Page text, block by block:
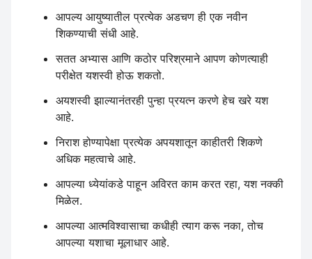
आपल्य आयुष्यातील प्रत्येक अडचण ही एक नवीन
शिकण्याची संधी आहे.
सतत अभ्यास आणि कठोर परिश्रमाने आपण कोणत्याही
परीक्षेत यशस्वी होऊ शकतो.
अयशस्वी झाल्यानंतरही पुन्हा प्रयत्न करणे हेच खरे यश
आहे.
निराश होण्यापेक्षा प्रत्येक अपयशातून काहीतरी शिकणे
अधिक महत्वाचे आहे.
आपल्या ध्येयांकडे पाहून अविरत काम करत रहा, यश नक्की
मिळेल.
आपल्या आत्मविश्वासाचा कधीही त्याग करू नका, तोच
आपल्या यशाचा मूलाधार आहे.